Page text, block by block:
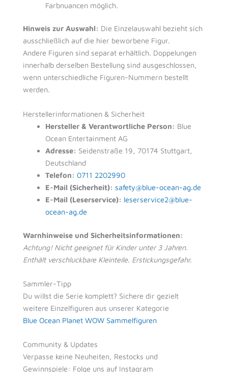
Farbnuancen möglich.
Hinweis zur Auswahl: Die Einzelauswahl bezieht sich
ausschließlich auf die hier beworbene Figur.
Andere Figuren sind separat erhältlich. Doppelungen
innerhalb derselben Bestellung sind ausgeschlossen,
wenn unterschiedliche Figuren-Nummern bestellt
werden.
Herstellerinformationen & Sicherheit
Hersteller & Verantwortliche Person: Blue
Ocean Entertainment AG
Adresse: Seidenstraße 19, 70174 Stuttgart,
Deutschland
Telefon: 0711 2202990
E-Mail (Sicherheit): safety@blue-ocean-ag.de
E-Mail (Leserservice): leserservice2@blue-
ocean-ag.de
Warnhinweise und Sicherheitsinformationen:
Achtung! Nicht geeignet für Kinder unter 3 Jahren.
Enthält verschluckbare Kleinteile. Erstickungsgefahr.
Sammler-Tipp
Du willst die Serie komplett? Sichere dir gezielt
weitere Einzelfiguren aus unserer Kategorie
Blue Ocean Planet WOW Sammelfiguren
Community & Updates
Verpasse keine Neuheiten, Restocks und
Gewinnspiele: Folge uns auf Instagram